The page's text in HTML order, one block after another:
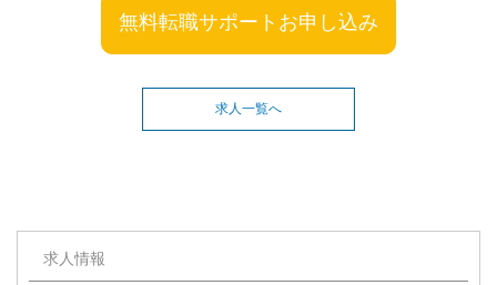
無料転職サポートお申し込み
求人一覧へ
求人情報